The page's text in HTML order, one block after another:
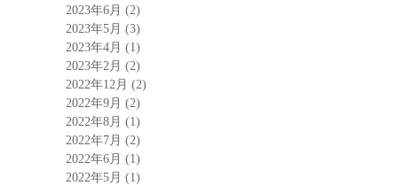
2023年6月 (2)
2023年5月 (3)
2023年4月 (1)
2023年2月 (2)
2022年12月 (2)
2022年9月 (2)
2022年8月 (1)
2022年7月 (2)
2022年6月 (1)
2022年5月 (1)